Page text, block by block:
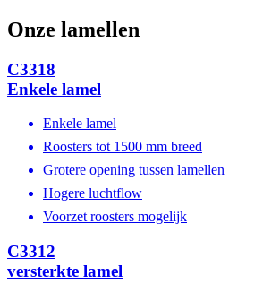
Onze lamellen
C3318
Enkele lamel
Enkele lamel
Roosters tot 1500 mm breed
Grotere opening tussen lamellen
Hogere luchtflow
Voorzet roosters mogelijk
C3312
versterkte lamel